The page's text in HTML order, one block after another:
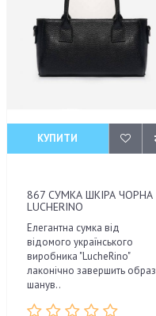
КУПИТИ
867 СУМКА ШКІРА ЧОРНА
LUCHERINO
Елегантна сумка від
відомого українського
виробника "LucheRino"
лаконічно завершить образ
шанув..